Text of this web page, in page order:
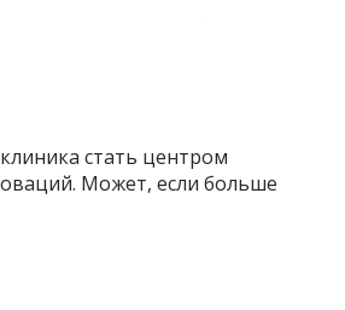
стать центром
Может, если больше